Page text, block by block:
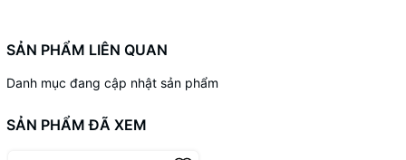
SẢN PHẨM LIÊN QUAN
Danh mục đang cập nhật sản phẩm
SẢN PHẨM ĐÃ XEM